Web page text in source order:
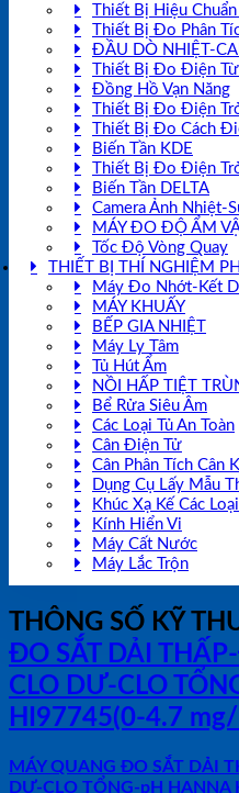
Thiết Bị Hiệu
Thiết Bị Đo Phân
ĐẦU DÒ NHIỆT-
Thiết Bị Đo Điện
Đồng Hồ Vạn Năng
Thiết Bị Đo Điện
Thiết Bị Đo Cách
Biến Tần KDE
Thiết Bị Đo Điện
Biến Tần DELTA
Camera Ảnh Nhiệt-
MÁY ĐO ĐỘ ẨM
Tốc Độ Vòng Quay
THIẾT BỊ THÍ NGHIỆM
Máy Đo Nhớt-Kết
MÁY KHUẤY
BẾP GIA NHIỆT
Máy Ly Tâm
Tủ Hút Ẩm
NỒI HẤP TIỆT
Bể Rửa Siêu Âm
Các Loại Tủ An Toàn
Cân Điện Tử
Cân Phân Tích Cân
Dụng Cụ Lấy Mẫu
Khúc Xạ Kế Các Loại
Kính Hiển Vi
Máy Cất Nước
Máy Lắc Trộn
THÔNG SỐ KỸ
ĐO SẮT DẢI
CLO DƯ-CLO
HI97745(0-4.7 mg/
MÁY QUANG ĐO SẮT DẢI
DƯ-CLO TỔNG-pH HANNA